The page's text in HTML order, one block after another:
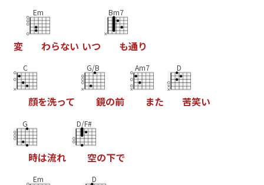
変
Em
わらない いつ
Bm7
も通り
C
顔を洗って
G/B
鏡の前
Am7
また
D
苦笑い
G
時は流れ
D/F#
空の下で
Em D